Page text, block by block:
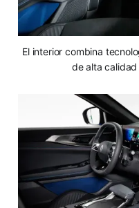
El interior combina
de alta